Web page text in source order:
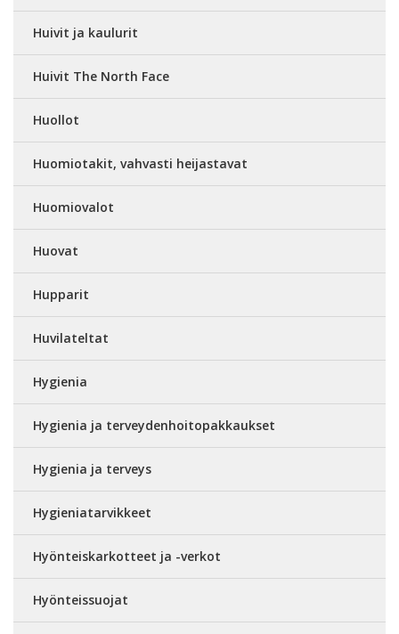
Huivit ja kaulurit
Huivit The North Face
Huollot
Huomiotakit, vahvasti heijastavat
Huomiovalot
Huovat
Hupparit
Huvilateltat
Hygienia
Hygienia ja terveydenhoitopakkaukset
Hygienia ja terveys
Hygieniatarvikkeet
Hyönteiskarkotteet ja -verkot
Hyönteissuojat